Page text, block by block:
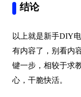
结论
以上就是新手DIY
有内容了，别看内
键一步，相较于求
心，干脆快活。